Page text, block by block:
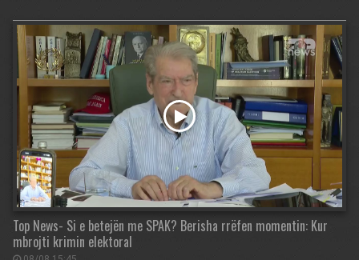
Top News- Si e betejën me SPAK? Berisha rrëfen momentin: Kur
mbrojti krimin elektoral